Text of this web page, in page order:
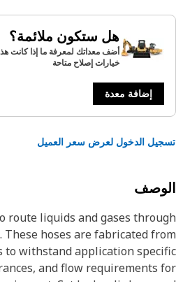
هل ستكون ملائمة؟
أضف معداتك لمعرفة ما إذا كانت هذه
خيارات إصلاح متاحة
إضافة معدة
الدخول لعرض سعر العميل
to route liquids and gases
These hoses are fabricated
to withstand application
and flow requirements
equipment. Cat hydraulic hose